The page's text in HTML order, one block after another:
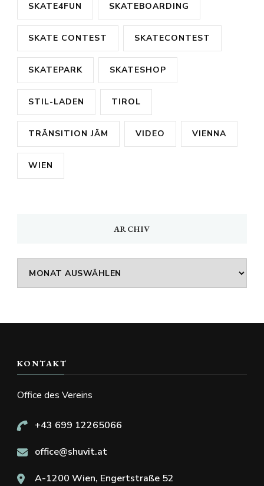
SKATE4FUN SKATEBOARDING
SKATE CONTEST SKATECONTEST
SKATEPARK SKATESHOP
STIL-LADEN TIROL
TRÄNSITION JÄM VIDEO VIENNA
WIEN
ARCHIV
Archiv
KONTAKT
Office des Vereins
+43 699 12265066
office@shuvit.at
A-1200 Wien, Engertstraße 52